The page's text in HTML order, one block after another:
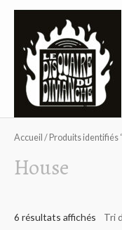
Accueil / Produits identifiés
House
6 résultats affichés